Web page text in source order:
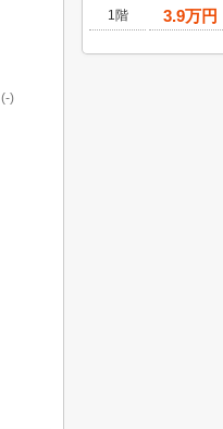
1階
3.9万円
(-)